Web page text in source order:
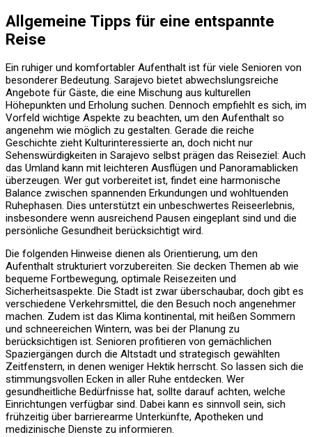
Allgemeine Tipps für eine entspannte
Reise
Ein ruhiger und komfortabler Aufenthalt ist für viele Senioren von
besonderer Bedeutung. Sarajevo bietet abwechslungsreiche
Angebote für Gäste, die eine Mischung aus kulturellen
Höhepunkten und Erholung suchen. Dennoch empfiehlt es sich, im
Vorfeld wichtige Aspekte zu beachten, um den Aufenthalt so
angenehm wie möglich zu gestalten. Gerade die reiche
Geschichte zieht Kulturinteressierte an, doch nicht nur
Sehenswürdigkeiten in Sarajevo selbst prägen das Reiseziel: Auch
das Umland kann mit leichteren Ausflügen und Panoramablicken
überzeugen. Wer gut vorbereitet ist, findet eine harmonische
Balance zwischen spannenden Erkundungen und wohltuenden
Ruhephasen. Dies unterstützt ein unbeschwertes Reiseerlebnis,
insbesondere wenn ausreichend Pausen eingeplant sind und die
persönliche Gesundheit berücksichtigt wird.
Die folgenden Hinweise dienen als Orientierung, um den
Aufenthalt strukturiert vorzubereiten. Sie decken Themen ab wie
bequeme Fortbewegung, optimale Reisezeiten und
Sicherheitsaspekte. Die Stadt ist zwar überschaubar, doch gibt es
verschiedene Verkehrsmittel, die den Besuch noch angenehmer
machen. Zudem ist das Klima kontinental, mit heißen Sommern
und schneereichen Wintern, was bei der Planung zu
berücksichtigen ist. Senioren profitieren von gemächlichen
Spaziergängen durch die Altstadt und strategisch gewählten
Zeitfenstern, in denen weniger Hektik herrscht. So lassen sich die
stimmungsvollen Ecken in aller Ruhe entdecken. Wer
gesundheitliche Bedürfnisse hat, sollte darauf achten, welche
Einrichtungen verfügbar sind. Dabei kann es sinnvoll sein, sich
frühzeitig über barrierearme Unterkünfte, Apotheken und
medizinische Dienste zu informieren.